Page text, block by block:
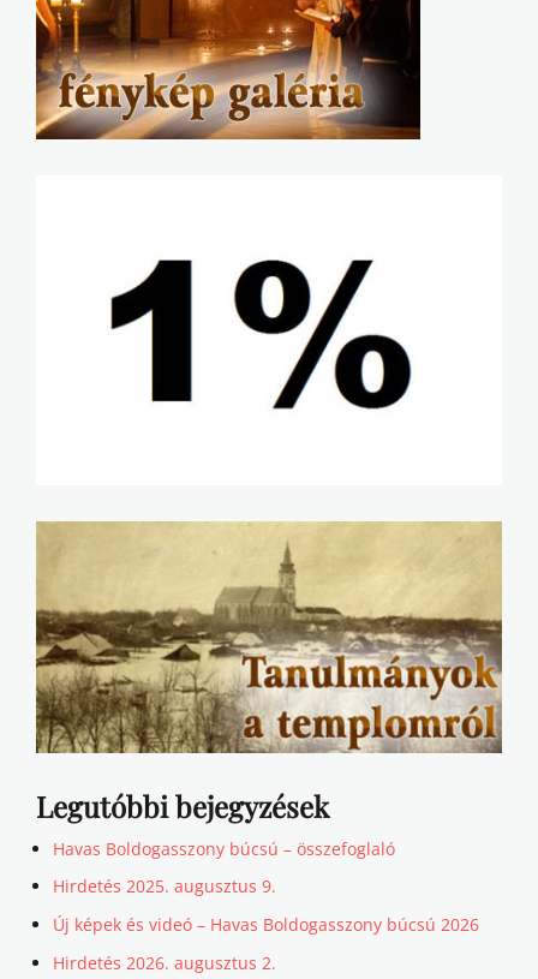
Legutóbbi bejegyzések
Havas Boldogasszony búcsú – összefoglaló
Hirdetés 2025. augusztus 9.
Új képek és videó – Havas Boldogasszony búcsú 2026
Hirdetés 2026. augusztus 2.